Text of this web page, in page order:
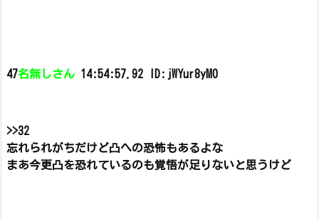
47名無しさん 14:54:57.92 ID:jWYur8yM0
>>32
忘れられがちだけど凸への恐怖もあるよな
まあ今更凸を恐れているのも覚悟が足りないと思うけど